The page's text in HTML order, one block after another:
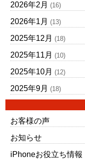
2026年2月 (16)
2026年1月 (13)
2025年12月 (18)
2025年11月 (10)
2025年10月 (12)
2025年9月 (18)
お客様の声
お知らせ
iPhoneお役立ち情報